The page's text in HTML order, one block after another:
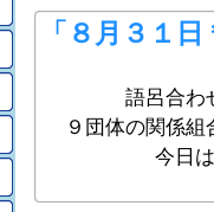
「８月３１
語呂合わ
９団体の関係
今日